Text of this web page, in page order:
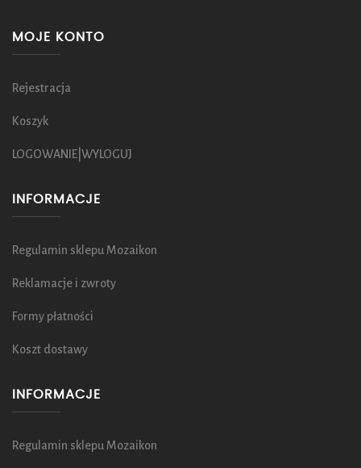
MOJE KONTO
Rejestracja
Koszyk
LOGOWANIE|WYLOGUJ
INFORMACJE
Regulamin sklepu Mozaikon
Reklamacje i zwroty
Formy płatności
Koszt dostawy
INFORMACJE
Regulamin sklepu Mozaikon